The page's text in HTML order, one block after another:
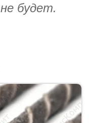
будет.